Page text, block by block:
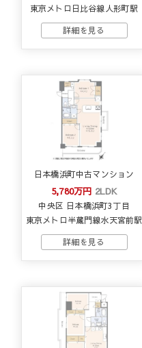
東京メトロ日比谷線人形町駅
日本橋浜町中古マンション
5,780万円 2LDK
中央区 日本橋浜町3丁目
東京メトロ半蔵門線水天宮前駅